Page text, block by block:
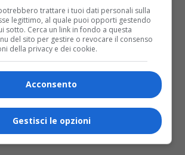
Stelle 2026, cast chiuso.
con D’Urso e Presta in
trattare i tuoi dati personali sulla
legittimo, al quale puoi opporti gestendo
sotto. Cerca un link in fondo a questa
del sito per gestire o revocare il consenso
della privacy e dei cookie.
Acconsento
Gestisci le opzioni